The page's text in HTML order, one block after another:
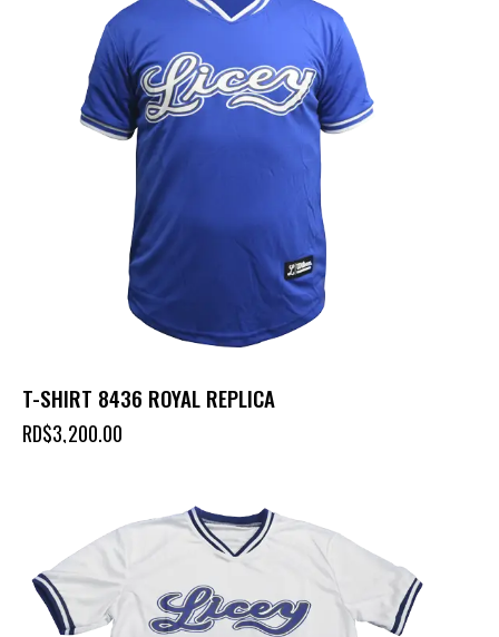
T-SHIRT 8436 ROYAL REPLICA
RD$3,200.00